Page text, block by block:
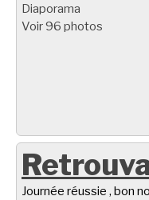
Diaporama
Voir 96 photos
Journée réussie , bon